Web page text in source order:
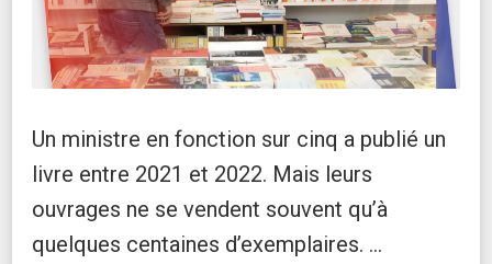
Un ministre en fonction sur cinq a publié un
livre entre 2021 et 2022. Mais leurs
ouvrages ne se vendent souvent qu’à
quelques centaines d’exemplaires. …